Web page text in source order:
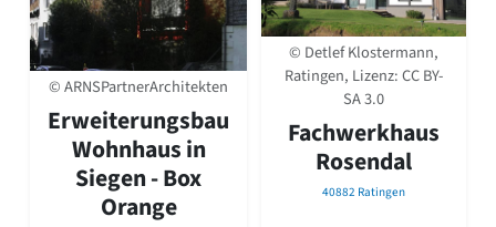
© ARNSPartnerArchitekten
Erweiterungsbau
Wohnhaus in
Siegen - Box
Orange
© Detlef Klostermann,
Ratingen, Lizenz:CC BY-
SA 3.0
Fachwerkhaus
Rosendal
40882 Ratingen